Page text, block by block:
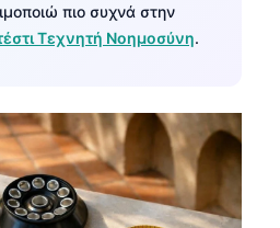
πιο συχνά στην
Τεχνητή Νοημοσύνη.